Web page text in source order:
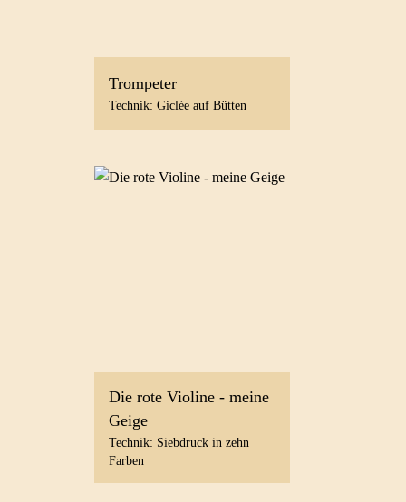
Trompeter
Technik: Giclée auf Bütten
Die rote Violine - meine
Geige
Technik: Siebdruck in zehn
Farben